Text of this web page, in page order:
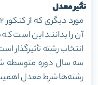
تأثیر معدل
آن را بدانند این است
انتخاب رشته تأثیرگذار
سه سال دوره متوسطه
رشته‌ها شرط معدل